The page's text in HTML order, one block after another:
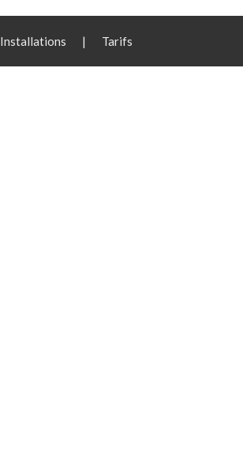
Installations | Tarifs